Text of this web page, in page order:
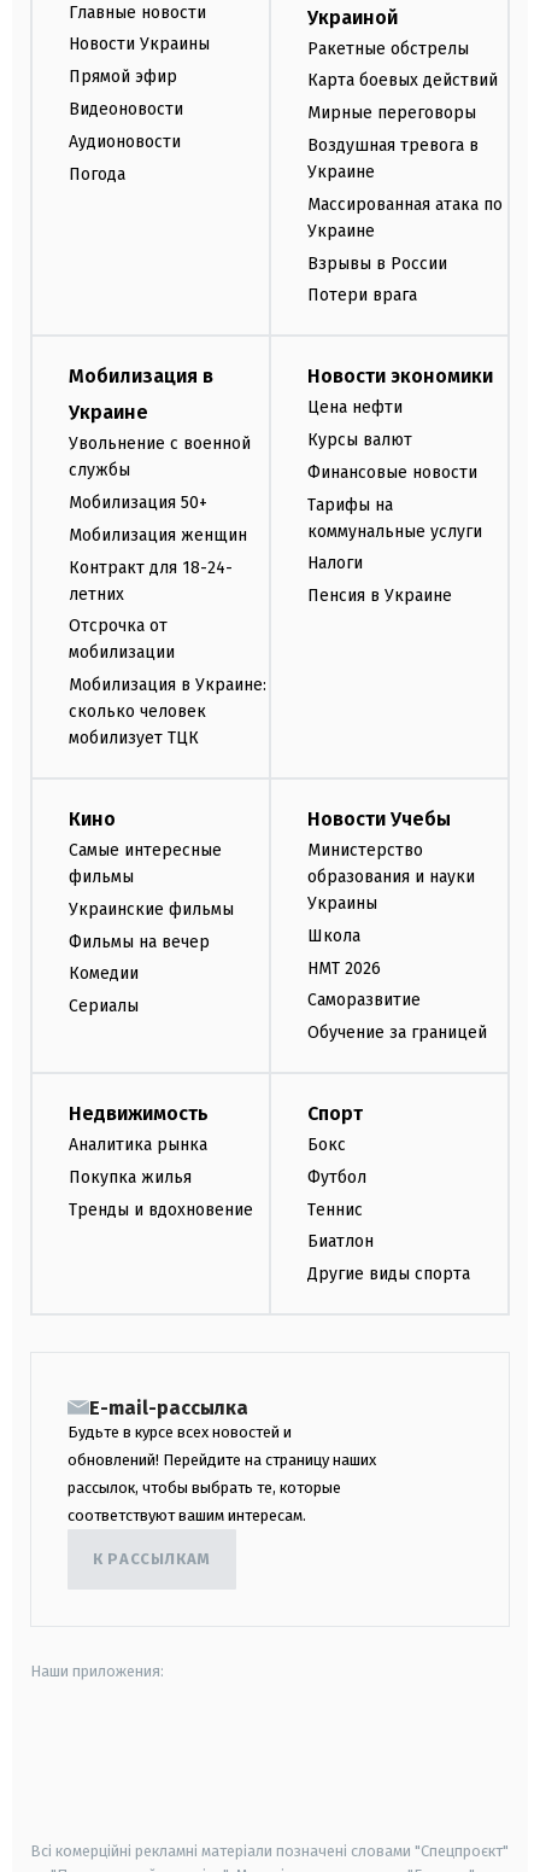
Главные новости
Новости Украины
Прямой эфир
Видеоновости
Аудионовости
Погода
Украиной
Ракетные обстрелы
Карта боевых действий
Мирные переговоры
Воздушная тревога в
Украине
Массированная атака по
Украине
Взрывы в России
Потери врага
Мобилизация в
Украине
Увольнение с военной
службы
Мобилизация 50+
Мобилизация женщин
Контракт для 18-24-
летних
Отсрочка от
мобилизации
Мобилизация в Украине:
сколько человек
мобилизует ТЦК
Новости экономики
Цена нефти
Курсы валют
Финансовые новости
Тарифы на
коммунальные услуги
Налоги
Пенсия в Украине
Кино
Самые интересные
фильмы
Украинские фильмы
Фильмы на вечер
Комедии
Сериалы
Новости Учебы
Министерство
образования и науки
Украины
Школа
НМТ 2026
Саморазвитие
Обучение за границей
Недвижимость
Аналитика рынка
Покупка жилья
Тренды и вдохновение
Спорт
Бокс
Футбол
Теннис
Биатлон
Другие виды спорта
E-mail-рассылка
Будьте в курсе всех новостей и
обновлений! Перейдите на страницу наших
рассылок, чтобы выбрать те, которые
соответствуют вашим интересам.
К РАССЫЛКАМ
Наши приложения:
Всі комерційні рекламні матеріали позначені словами "Спецпроєкт"